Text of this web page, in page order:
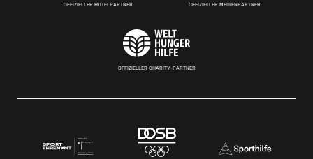
OFFIZIELLER HOTELPARTNER OFFIZIELLER MEDIENPARTNER
OFFIZIELLER CHARITY-PARTNER